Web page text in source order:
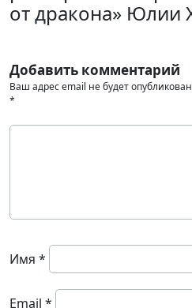
от дракона» Юлии
Добавить комментарий
Ваш адрес email не будет
*
Имя *
Email *